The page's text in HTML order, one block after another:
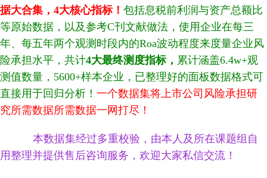
据大合集，4大核心指标！ 包括息税前利润与资产总额比
等原始数据，以及参考C刊文献做法，使用企业在每三
年、每五年两个观测时段内的Roa波动程度来度量企业风
险承担水平，共计4大最终测度指标， 累计涵盖6.4w+观
测值数量，5600+样本企业，已整理好的面板数据格式可
直接用于回归分析 ！ 一个数据集将上市公司风险承担研
究所需数据所需数据一网打尽！
本数据集经过多重校验，由本人及所在课题组自
用整理并提供售后咨询服务，欢迎大家私信交流！